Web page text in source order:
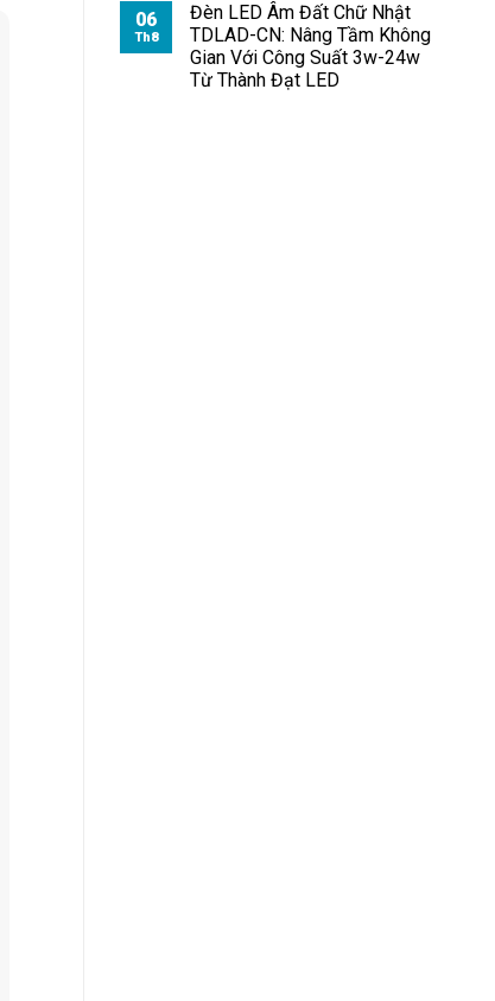
06
Th8
Đèn LED Âm Đất Chữ Nhật
TDLAD-CN: Nâng Tầm Không
Gian Với Công Suất 3w-24w
Từ Thành Đạt LED